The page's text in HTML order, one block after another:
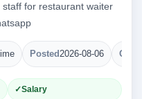
staff for restaurant waiter
Posted2026-08-06
Salary